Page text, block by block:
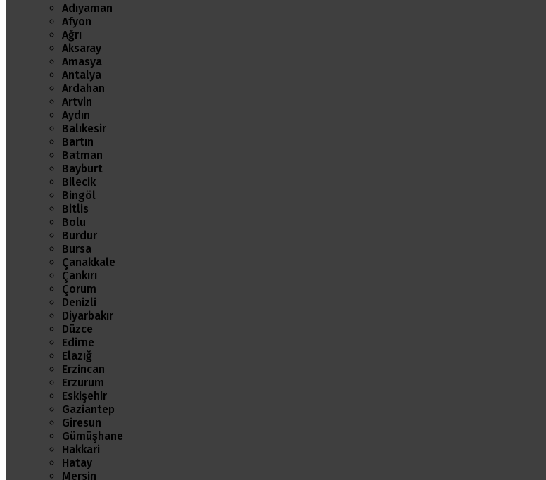
Adıyaman
Afyon
Ağrı
Aksaray
Amasya
Antalya
Ardahan
Artvin
Aydın
Balıkesir
Bartın
Batman
Bayburt
Bilecik
Bingöl
Bitlis
Bolu
Burdur
Bursa
Çanakkale
Çankırı
Çorum
Denizli
Diyarbakır
Düzce
Edirne
Elazığ
Erzincan
Erzurum
Eskişehir
Gaziantep
Giresun
Gümüşhane
Hakkari
Hatay
Mersin